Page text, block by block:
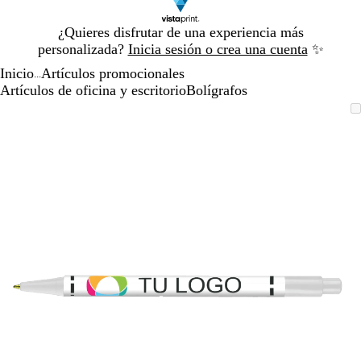
¿Quieres disfrutar de una experiencia más
personalizada? Inicia sesión o crea una cuenta ✨
1
Inicio Artículos promocionales
Artículos de oficina y escritorioBolígrafos
alejar
y